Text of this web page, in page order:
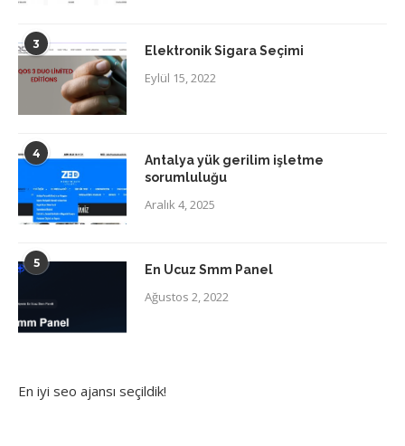
3 Elektronik Sigara Seçimi
Eylül 15, 2022
4
Antalya yük gerilim işletme
sorumluluğu
Aralık 4, 2025
5 En Ucuz Smm Panel
Ağustos 2, 2022
En iyi seo ajansı seçildik!